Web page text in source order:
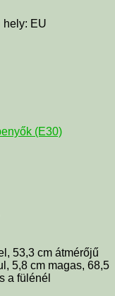
hely: EU
(E30)
53,3 cm átmérőjű
5,8 cm magas, 68,5
a fülénél